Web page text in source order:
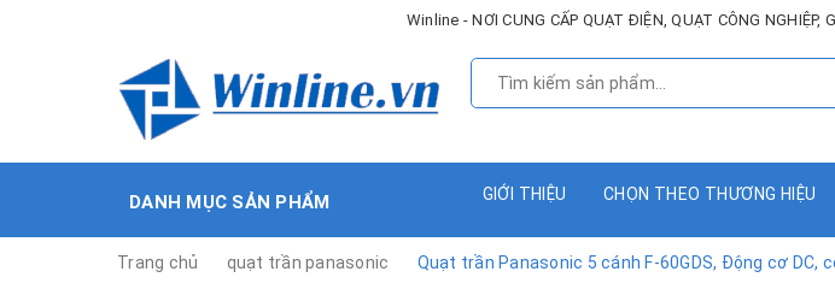
Winline - NƠI CUNG CẤP QUẠT ĐIỆN, QUẠT CÔNG NGHIỆP,
DANH MỤC SẢN PHẨM GIỚI THIỆU CHỌN THEO THƯƠNG HIỆU
Trang chủ quạt trần panasonic Quạt trần Panasonic 5 cánh F-60GDS, Động cơ DC,